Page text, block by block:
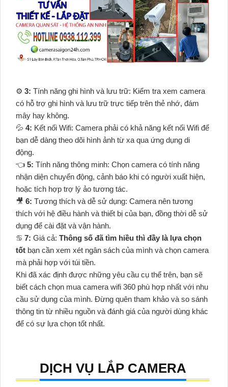
⚙ 3: Tính năng ghi hình và lưu trữ: Kiểm tra xem camera
có hỗ trợ ghi hình và lưu trữ trực tiếp trên thẻ nhớ, đám
mây hay không.
💦 4: Kết nối Wifi: Camera phải có khả năng kết nối Wifi để
bạn dễ dàng theo dõi hình ảnh từ xa qua ứng dụng di
động.
👈 5: Tính năng thông minh: Chọn camera có tính năng
nhận diện chuyển động, cảnh báo khi có người xuất hiện,
hoặc tích hợp trợ lý ảo tương tác.
🎥 6: Tương thích và dễ sử dụng: Camera nên tương
thích với hệ điều hành và thiết bị của bạn, đồng thời dễ sử
dụng để cài đặt và vận hành.
♋ 7: Giá cả: Thông số đã tìm hiều thì đầy là lựa chọn
tốt bạn cần xem xét ngân sách của mình và chọn camera
mà phải hợp với túi tiền.
Khi đã xác định được những yêu cầu cụ thể trên, bạn sẽ
biết cách chọn mua camera wifi 360 phù hợp nhất với nhu
cầu sử dụng của mình. Đừng quên tham khảo và so sánh
thông tin từ nhiều nguồn và đánh giá của người dùng khác
để có sự lựa chọn tốt nhất.
DỊCH VỤ LẮP CAMERA